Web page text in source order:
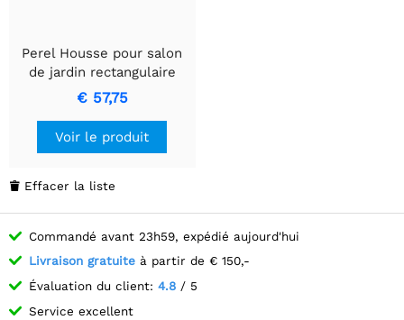
Perel Housse pour salon
de jardin rectangulaire
185x150x95cm -
Protection contre les
intempéries
€ 57,75
Voir le produit
 Effacer la liste
Commandé avant 23h59, expédié aujourd'hui
Livraison gratuite à partir de € 150,-
Évaluation du client: 4.8 / 5
Service excellent